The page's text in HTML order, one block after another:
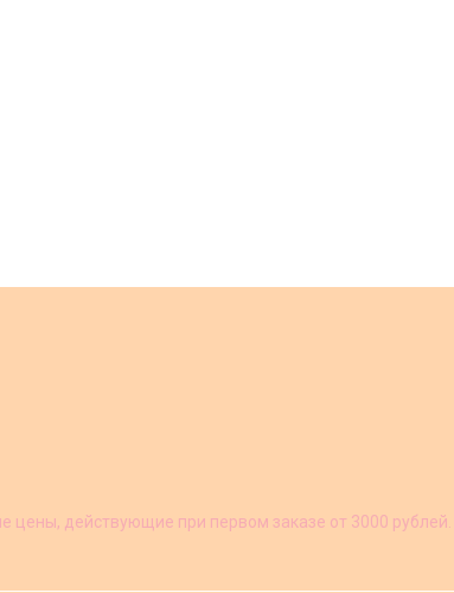
цены, действующие при первом заказе от 3000 рублей.